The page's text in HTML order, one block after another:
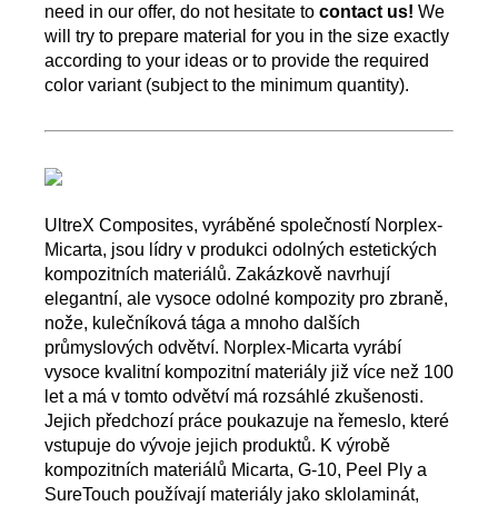
need in our offer, do not hesitate to contact us! We
will try to prepare material for you in the size exactly
according to your ideas or to provide the required
color variant (subject to the minimum quantity).
UltreX Composites, vyráběné společností Norplex-
Micarta, jsou lídry v produkci odolných estetických
kompozitních materiálů. Zakázkově navrhují
elegantní, ale vysoce odolné kompozity pro zbraně,
nože, kulečníková tága a mnoho dalších
průmyslových odvětví. Norplex-Micarta vyrábí
vysoce kvalitní kompozitní materiály již více než 100
let a má v tomto odvětví má rozsáhlé zkušenosti.
Jejich předchozí práce poukazuje na řemeslo, které
vstupuje do vývoje jejich produktů. K výrobě
kompozitních materiálů Micarta, G-10, Peel Ply a
SureTouch používají materiály jako sklolaminát,